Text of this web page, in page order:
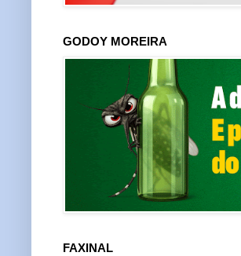
GODOY MOREIRA
FAXINAL